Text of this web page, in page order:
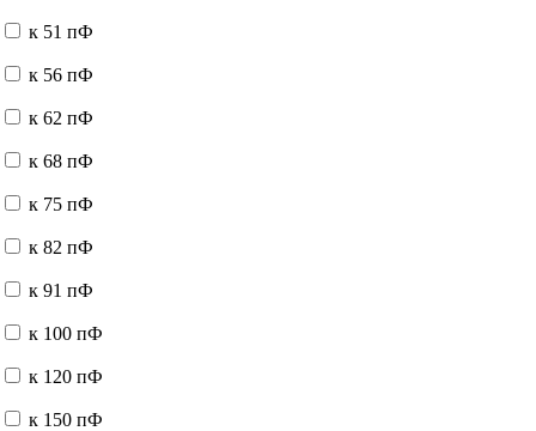
к 51 пФ
к 56 пФ
к 62 пФ
к 68 пФ
к 75 пФ
к 82 пФ
к 91 пФ
к 100 пФ
к 120 пФ
к 150 пФ